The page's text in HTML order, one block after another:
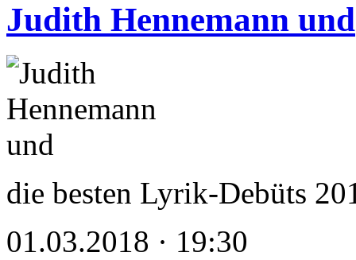
Judith Hennemann und
die besten Lyrik-Debüts
01.03.2018 · 19:30